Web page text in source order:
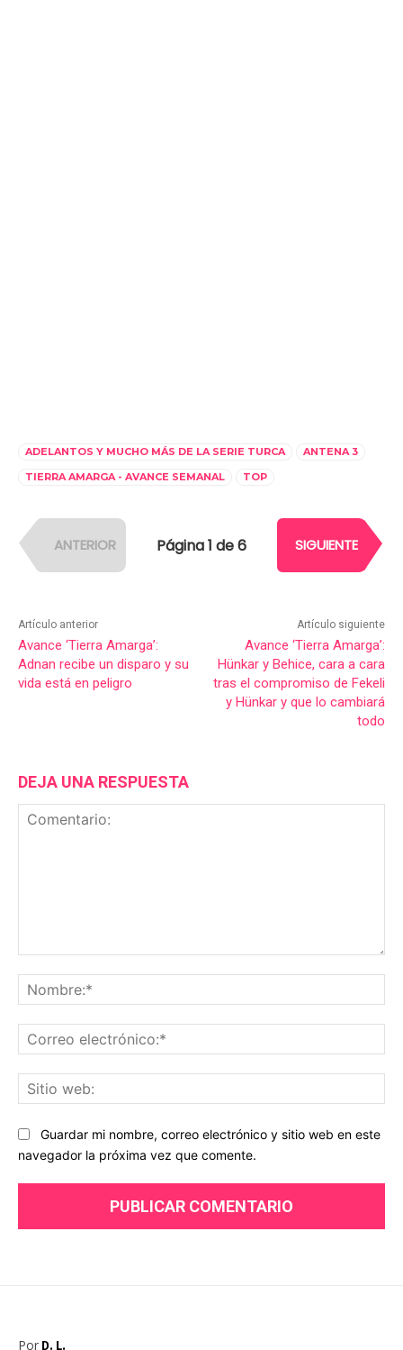
ADELANTOS Y MUCHO MÁS DE LA SERIE TURCA
ANTENA 3
TIERRA AMARGA - AVANCE SEMANAL
TOP
ANTERIOR Página 1 de 6 SIGUIENTE
Artículo anterior
Avance ‘Tierra Amarga’:
Adnan recibe un disparo y su
vida está en peligro
Artículo siguiente
Avance ‘Tierra Amarga’:
Hünkar y Behice, cara a cara
tras el compromiso de Fekeli
y Hünkar y que lo cambiará
todo
DEJA UNA RESPUESTA
Guardar mi nombre, correo electrónico y sitio web en este
navegador la próxima vez que comente.